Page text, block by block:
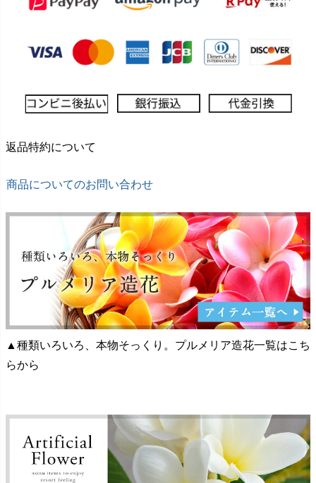
返品特約について
商品についてのお問い合わせ
▲種類いろいろ、本物そっくり。プルメリア造花一覧はこち
らから